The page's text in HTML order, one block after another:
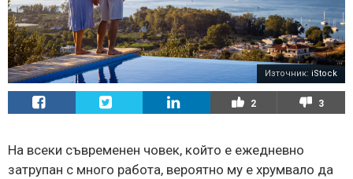
Източник: iStock
2 3
На всеки съвременен човек, който е ежедневно
затрупан с много работа, вероятно му е хрумвало да